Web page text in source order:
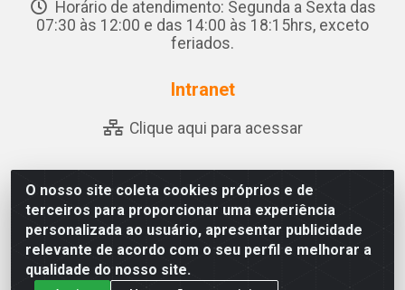
O nosso site coleta cookies próprios e de
terceiros para proporcionar uma experiência
personalizada ao usuário, apresentar publicidade
relevante de acordo com o seu perfil e melhorar a
qualidade do nosso site.
Horário de atendimento: Segunda a Sexta das
07:30 às 12:00 e das 14:00 às 18:15hrs, exceto
feriados.
Intranet
Clique aqui para acessar
Abreu & Silva - Rua Padre Jose de Souza Leite, 265 - Ariado,
Olho D'Água das Flores/AL - CEP 57.442-000 - CNPJ
04.790.656/0001-06